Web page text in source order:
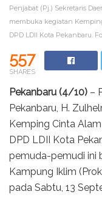
Penjabat (Pj.) Sekretaris
membuka kegiatan
DPD LDII Kota Pekanbaru.
557
SHARES
Pekanbaru (4/10) –
Pekanbaru, H.
Kemping Cinta
DPD LDII Kota
pemuda-pemudi ini
Kampung Iklim
pada Sabtu, 13